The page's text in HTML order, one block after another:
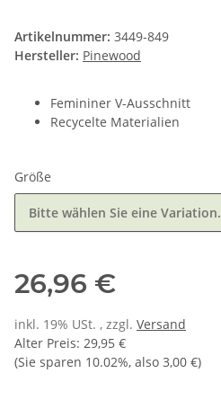
Artikelnummer: 3449-849
Hersteller: Pinewood
Femininer V-Ausschnitt
Recycelte Materialien
Größe
Bitte wählen Sie eine Variation.
26,96 €
inkl. 19% USt. , zzgl. Versand
Alter Preis: 29,95 €
(Sie sparen 10.02%, also 3,00 €)